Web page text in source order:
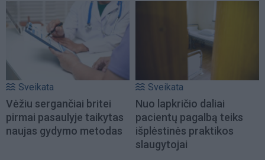
Sveikata
Vėžiu sergančiai britei
pirmai pasaulyje taikytas
naujas gydymo metodas
Sveikata
Nuo lapkričio daliai
pacientų pagalbą teiks
išplėstinės praktikos
slaugytojai